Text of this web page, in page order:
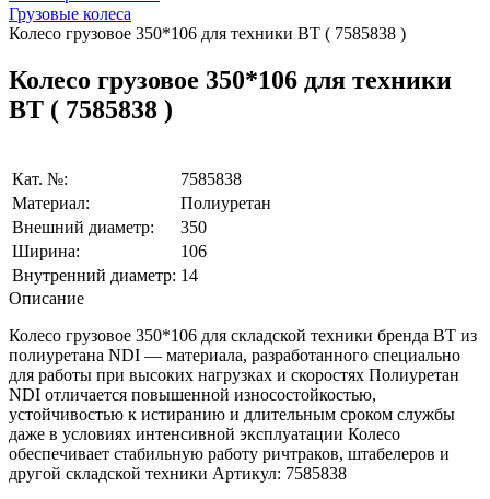
Грузовые колеса
Колесо грузовое 350*106 для техники BT ( 7585838 )
Колесо грузовое 350*106 для техники
BT ( 7585838 )
Кат. №:
7585838
Материал:
Полиуретан
Внешний диаметр:
350
Ширина:
106
Внутренний диаметр: 14
Описание
Колесо грузовое 350*106 для складской техники бренда BT из
полиуретана NDI — материала, разработанного специально
для работы при высоких нагрузках и скоростях Полиуретан
NDI отличается повышенной износостойкостью,
устойчивостью к истиранию и длительным сроком службы
даже в условиях интенсивной эксплуатации Колесо
обеспечивает стабильную работу ричтраков, штабелеров и
другой складской техники Артикул: 7585838